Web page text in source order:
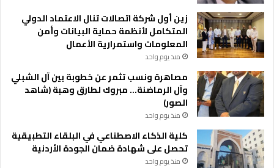
زين أول شركة اتصالات تنال الاعتماد الدولي
المتكامل لأنظمة حماية البيانات وأمن
المعلومات واستمرارية الأعمال
منذ يوم واحد
مصاهرة ونسب تثمر عن خطوبة بين آل الشبلي
وآل الرماضنة… مبروك لطارق وهبة (شاهد
الصور)
منذ يوم واحد
كلية الذكاء الاصطناعي في البلقاء التطبيقية
تحصل على شهادة ضمان الجودة الأردنية
منذ يوم واحد